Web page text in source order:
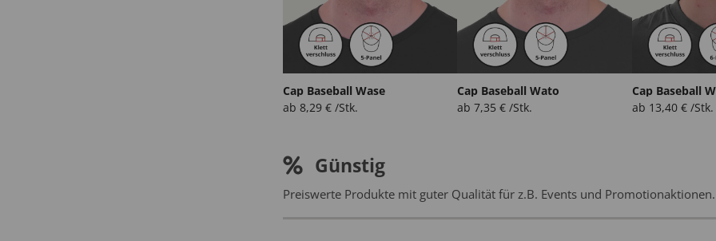
Cap Baseball Wase
ab 8,29 € /Stk.
Cap Baseball Wato
ab7,35€ /Stk.
Cap Baseball
ab 13,40 € /Stk.
Günstig
Preiswerte Produkte mit guter Qualität für z.B. Events und Promotionaktionen.